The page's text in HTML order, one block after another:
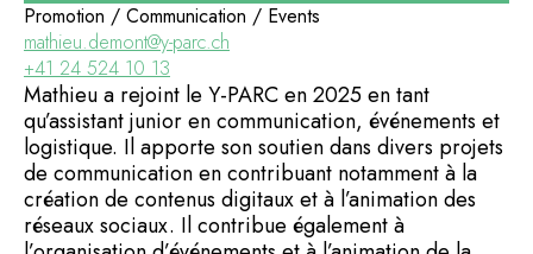
Promotion / Communication / Events
mathieu.demont@y-parc.ch
+41 24 524 10 13
Mathieu a rejoint le Y-PARC en 2025 en tant
qu’assistant junior en communication, événements et
logistique. Il apporte son soutien dans divers projets
de communication en contribuant notamment à la
création de contenus digitaux et à l’animation des
réseaux sociaux. Il contribue également à